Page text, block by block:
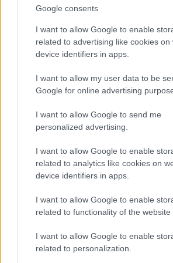
Google consents
I want to allow Google to enable
related to advertising like cookies on
device identifiers in apps.
I want to allow my user data to be
Google for online advertising
I want to allow Google to send me
personalized advertising.
I want to allow Google to enable
related to analytics like cookies on
device identifiers in apps.
I want to allow Google to enable
related to functionality of the website
I want to allow Google to enable
related to personalization.
VAGY
Csemmke
13 éve
@Jenyei: Helyezd el az írást a nagy
megértése nem sikerült. :) És a